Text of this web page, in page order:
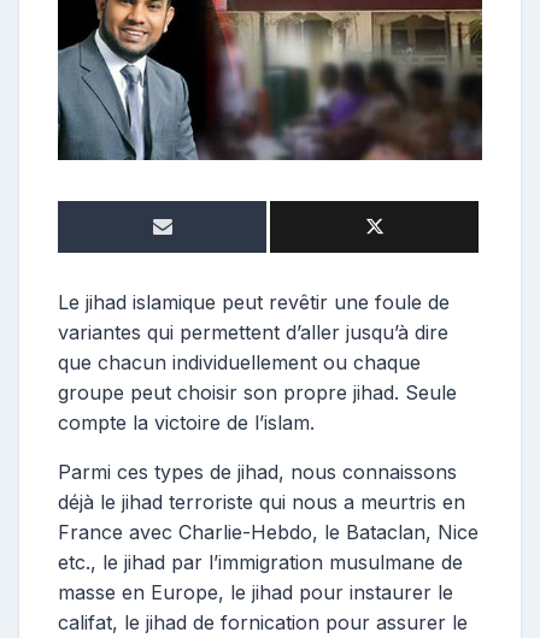
u
t
r
i
Le jihad islamique peut revêtir une foule de
variantes qui permettent d’aller jusqu’à dire
que chacun individuellement ou chaque
groupe peut choisir son propre jihad. Seule
compte la victoire de l’islam.
Parmi ces types de jihad, nous connaissons
déjà le jihad terroriste qui nous a meurtris en
France avec Charlie-Hebdo, le Bataclan, Nice
etc., le jihad par l’immigration musulmane de
masse en Europe, le jihad pour instaurer le
califat, le jihad de fornication pour assurer le